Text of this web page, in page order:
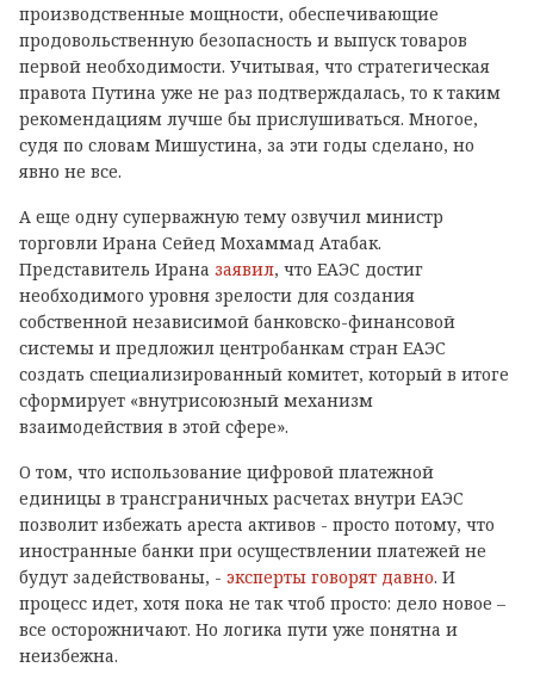
производственные мощности, обеспечивающие
продовольственную безопасность и выпуск товаров
первой необходимости. Учитывая, что стратегическая
правота Путина уже не раз подтверждалась, то к таким
рекомендациям лучше бы прислушиваться. Многое,
судя по словам Мишустина, за эти годы сделано, но
явно не все.
А еще одну суперважную тему озвучил министр
торговли Ирана Сейед Мохаммад Атабак.
Представитель Ирана заявил, что ЕАЭС достиг
необходимого уровня зрелости для создания
собственной независимой банковско-финансовой
системы и предложил центробанкам стран ЕАЭС
создать специализированный комитет, который в итоге
сформирует «внутрисоюзный механизм
взаимодействия в этой сфере».
О том, что использование цифровой платежной
единицы в трансграничных расчетах внутри ЕАЭС
позволит избежать ареста активов - просто потому, что
иностранные банки при осуществлении платежей не
будут задействованы, - эксперты говорят давно. И
процесс идет, хотя пока не так чтоб просто: дело новое –
все осторожничают. Но логика пути уже понятна и
неизбежна.